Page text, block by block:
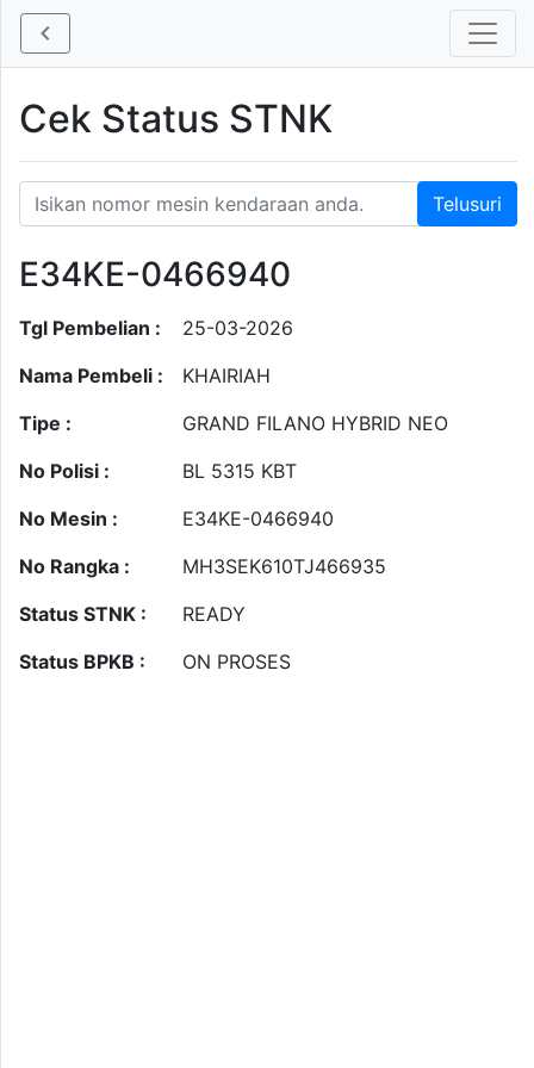
Cek Status STNK
E34KE-0466940
Tgl Pembelian :
25-03-2026
Nama Pembeli :
KHAIRIAH
Tipe :
GRAND FILANO HYBRID NEO
No Polisi :
BL 5315 KBT
No Mesin :
E34KE-0466940
No Rangka :
MH3SEK610TJ466935
Status STNK :
READY
Status BPKB :
ON PROSES